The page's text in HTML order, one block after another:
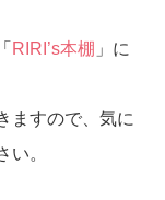
RIRI’s本棚 」に
ますので、気に
い。